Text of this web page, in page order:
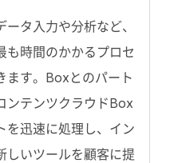
ータ入力や分析など、
も時間のかかるプロセ
ます。Boxとのパート
ンテンツクラウドBox
を迅速に処理し、イン
しいツールを顧客に提